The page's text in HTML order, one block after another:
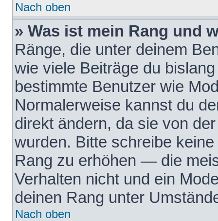
Nach oben
» Was ist mein Rang und
Ränge, die unter deinem
wie viele Beiträge du
bestimmte Benutzer wie
Normalerweise kannst du
direkt ändern, da sie von
wurden. Bitte schreibe
Rang zu erhöhen — die
Verhalten nicht und ein
deinen Rang unter
Nach oben